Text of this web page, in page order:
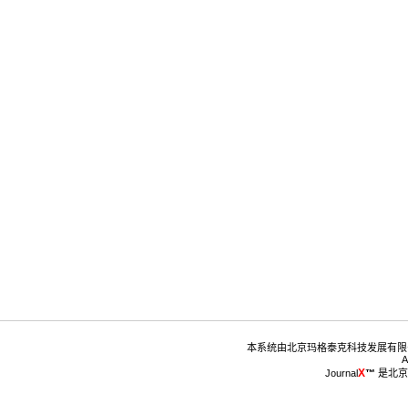
™ 是北